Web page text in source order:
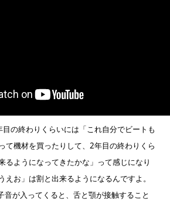
の終わりくらいには「これ自分でビートも
て機材を買ったりして、2年目の終わりくら
るようになってきたかな」って感じになり
えお」は割と出来るようになるんですよ。
が入ってくると、舌と顎が接触すること